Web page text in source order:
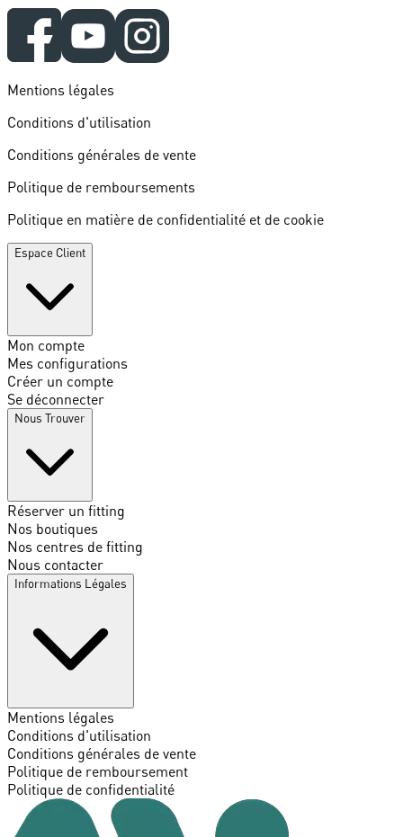
Mentions légales
Conditions d'utilisation
Conditions générales de vente
Politique de remboursements
Politique en matière de confidentialité et de cookie
Espace Client
Mon compte
Mes configurations
Créer un compte
Se déconnecter
Nous Trouver
Réserver un fitting
Nos boutiques
Nos centres de fitting
Nous contacter
Informations Légales
Mentions légales
Conditions d'utilisation
Conditions générales de vente
Politique de remboursement
Politique de confidentialité